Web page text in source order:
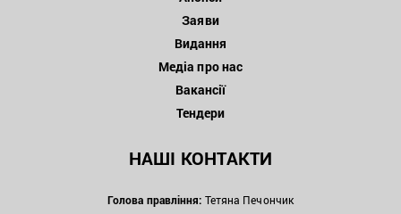
Заяви
Видання
Медіа про нас
Вакансії
Тендери
НАШІ КОНТАКТИ
Голова правління: Тетяна Печончик